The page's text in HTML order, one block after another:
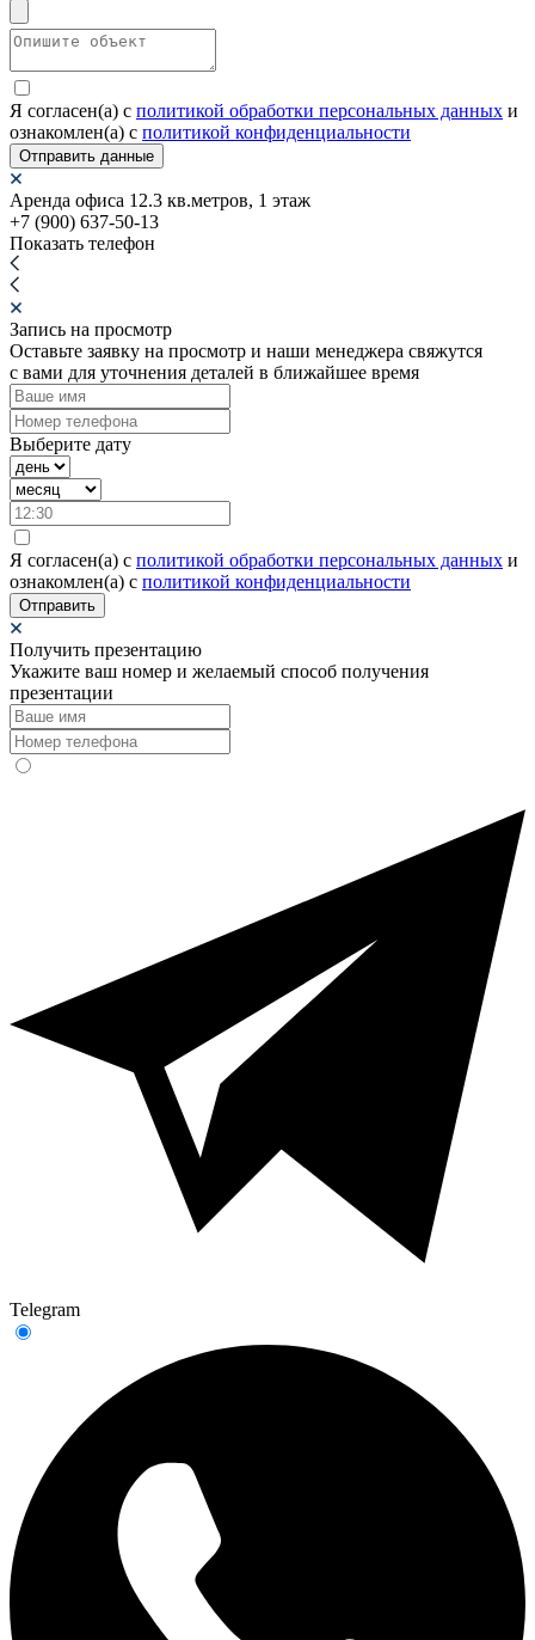
Я согласен(а) c политикой обработки персональных данных и
ознакомлен(а) с политикой конфиденциальности
Отправить данные
Аренда офиса 12.3 кв.метров, 1 этаж
+7 (900) 637-50-13
Показать телефон
Запись на просмотр
Оставьте заявку на просмотр и наши менеджера свяжутся
с вами для уточнения деталей в ближайшее время
Выберите дату
Я согласен(а) c политикой обработки персональных данных и
ознакомлен(а) с политикой конфиденциальности
Отправить
Получить презентацию
Укажите ваш номер и желаемый способ получения
презентации
Telegram